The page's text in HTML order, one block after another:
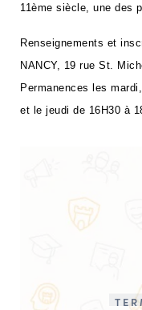
Étudiants & chercheurs
11ème siècle, une des
Renseignements et
NANCY, 19 rue St.
Permanences les
et le jeudi de 16H30 à